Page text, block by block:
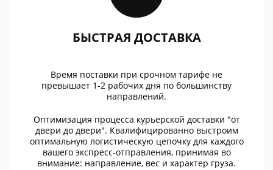
БЫСТРАЯ ДОСТАВКА
Время поставки при срочном тарифе не
превышает 1-2 рабочих дня по большинству
направлений.
Оптимизация процесса курьерской доставки "от
двери до двери". Квалифицированно выстроим
оптимальную логистическую цепочку для каждого
вашего экспресс-отправления, принимая во
внимание: направление, вес и характер груза.